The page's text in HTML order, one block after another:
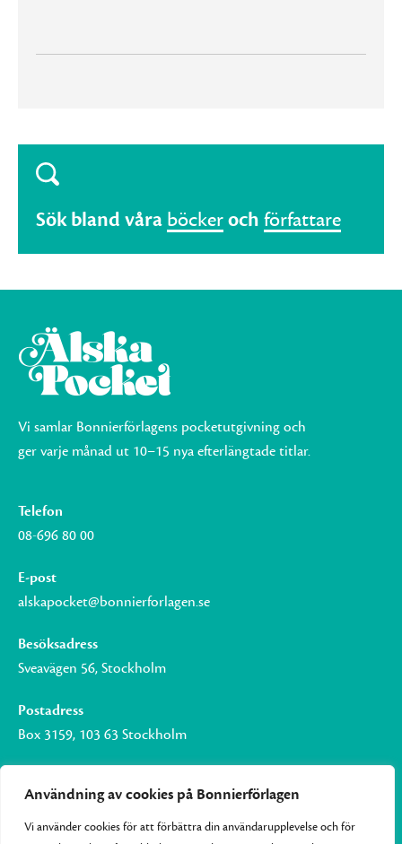
Användning av cookies på Bonnierförlagen
Vi använder cookies för att förbättra din användarupplevelse och för
Sök bland våra böckeroch författare
Vi samlar Bonnierförlagens pocketutgivning och
ger varje månad ut 10–15 nya efterlängtade titlar.
Telefon
08-696 80 00
E-post
alskapocket@bonnierforlagen.se
Besöksadress
Sveavägen 56, Stockholm
Postadress
Box 3159, 103 63 Stockholm
Om Bonnierförlagen